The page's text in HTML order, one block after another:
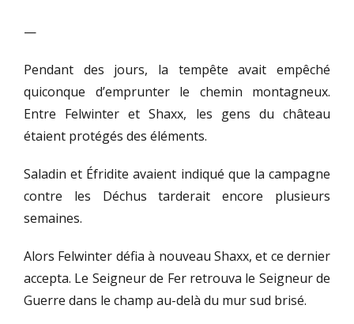
—
Pendant des jours, la tempête avait empêché
quiconque d’emprunter le chemin montagneux.
Entre Felwinter et Shaxx, les gens du château
étaient protégés des éléments.
Saladin et Éfridite avaient indiqué que la campagne
contre les Déchus tarderait encore plusieurs
semaines.
Alors Felwinter défia à nouveau Shaxx, et ce dernier
accepta. Le Seigneur de Fer retrouva le Seigneur de
Guerre dans le champ au-delà du mur sud brisé.